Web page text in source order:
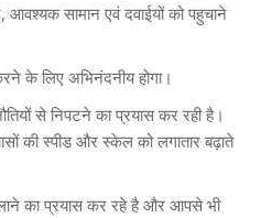
आवश्यक सामान एवं दवाईयों को पहुचाने
के लिए अभिनंदनीय होगा।
से निपटने का प्रयास कर रही है।
की स्पीड और स्केल को लगातार बढ़ाते
का प्रयास कर रहे है और आपसे भी